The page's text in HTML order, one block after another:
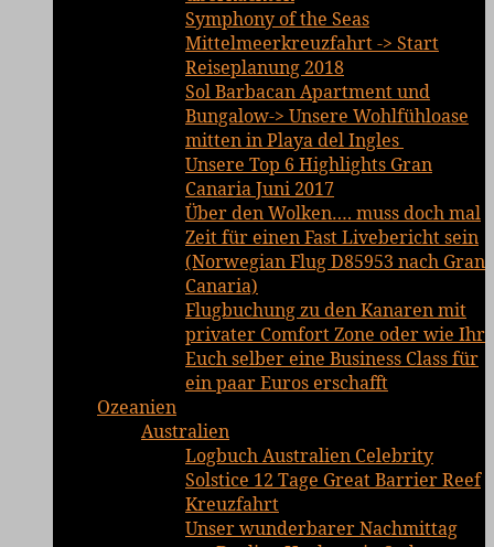
Symphony of the Seas
Mittelmeerkreuzfahrt -> Start
Reiseplanung 2018
Sol Barbacan Apartment und
Bungalow-> Unsere Wohlfühloase
mitten in Playa del Ingles
Unsere Top 6 Highlights Gran
Canaria Juni 2017
Über den Wolken…. muss doch mal
Zeit für einen Fast Livebericht sein
(Norwegian Flug D85953 nach Gran
Canaria)
Flugbuchung zu den Kanaren mit
privater Comfort Zone oder wie Ihr
Euch selber eine Business Class für
ein paar Euros erschafft
Ozeanien
Australien
Logbuch Australien Celebrity
Solstice 12 Tage Great Barrier Reef
Kreuzfahrt
Unser wunderbarer Nachmittag